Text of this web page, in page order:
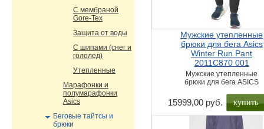
Мужские утепленные
брюки для бега Asics
Winter Run Pant
2011C870 001
Мужские утепленные
брюки для бега ASICS
15999,00 руб. купить
С мембраной
Gore-Tex
Защита от воды
С шипами (снег и
гололед)
Утепленные
Марафонки и
полумарафонки
Asics
Беговые тайтсы и
брюки